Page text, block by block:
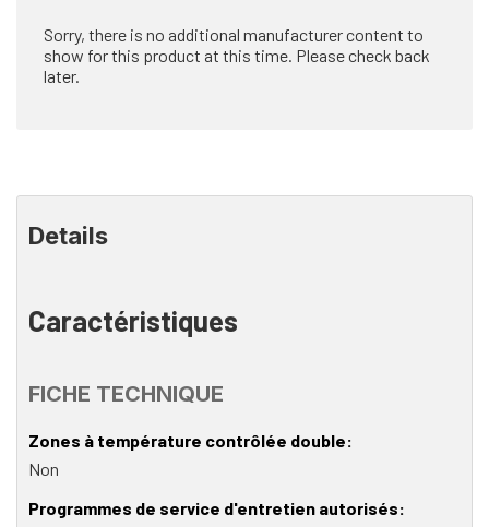
Sorry, there is no additional manufacturer content to
show for this product at this time. Please check back
later.
Details
Caractéristiques
FICHE TECHNIQUE
Zones à température contrôlée double
Non
Programmes de service d'entretien autorisés